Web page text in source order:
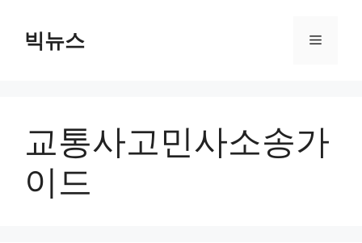
빅뉴스 메
교통사고민사소송가
이드